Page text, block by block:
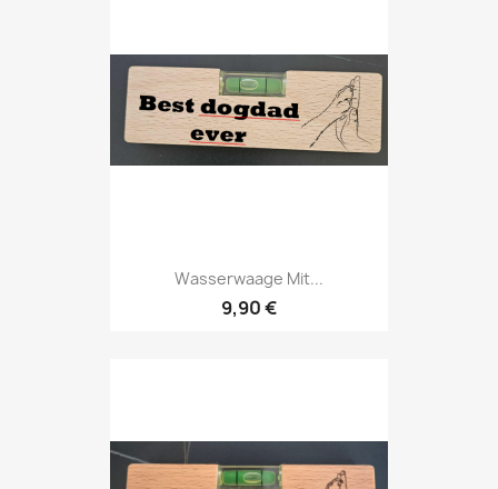
Wasserwaage Mit...
9,90 €